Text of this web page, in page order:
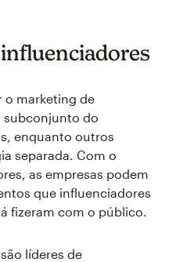
o marketing de
subconjunto do
enquanto outros
separada. Com o
as empresas podem
que influenciadores
fizeram com o público.
líderes de